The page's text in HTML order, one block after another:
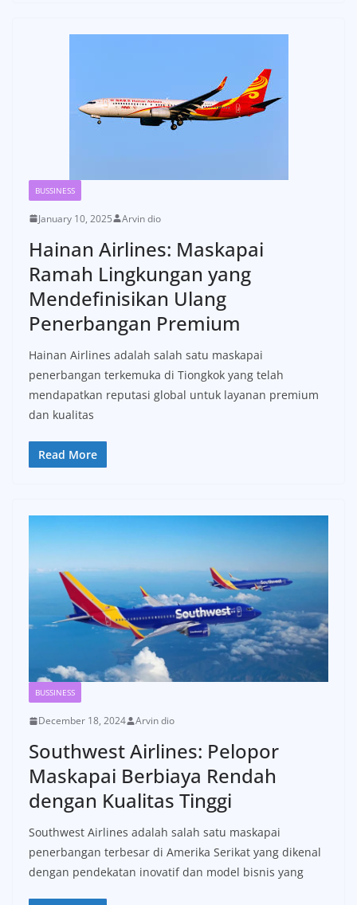
BUSSINESS
January 10, 2025 Arvin dio
Hainan Airlines: Maskapai
Ramah Lingkungan yang
Mendefinisikan Ulang
Penerbangan Premium
Hainan Airlines adalah salah satu maskapai
penerbangan terkemuka di Tiongkok yang telah
mendapatkan reputasi global untuk layanan premium
dan kualitas
Read More
BUSSINESS
December 18, 2024 Arvin dio
Southwest Airlines: Pelopor
Maskapai Berbiaya Rendah
dengan Kualitas Tinggi
Southwest Airlines adalah salah satu maskapai
penerbangan terbesar di Amerika Serikat yang dikenal
dengan pendekatan inovatif dan model bisnis yang